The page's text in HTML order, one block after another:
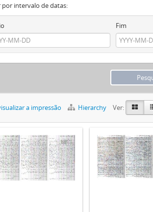
por intervalo de datas:
Fim
a impressão Hierarchy Ver: